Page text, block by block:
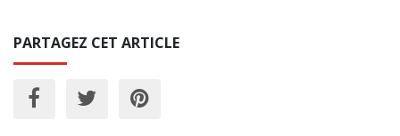
PARTAGEZ CET ARTICLE